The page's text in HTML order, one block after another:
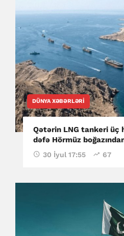
DÜNYA XƏBƏRLƏRI
Qətərin LNG tankeri üç
dəfə Hörmüz
30 İyul 17:55 67